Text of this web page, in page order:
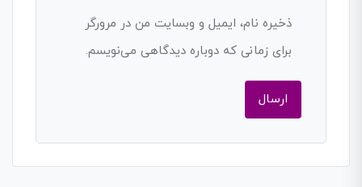
ذخیره نام، ایمیل و وبسایت من در مرورگر
برای زمانی که دوباره دیدگاهی می‌نویسم.